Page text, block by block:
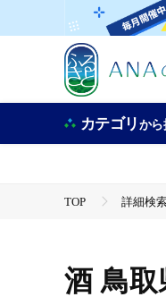
カテゴリから
TOP 詳細検
酒 鳥取